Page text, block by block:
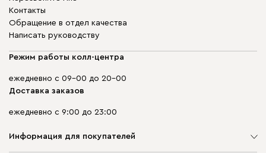
Контакты
Обращение в отдел качества
Написать руководству
Режим работы колл-центра
ежедневно с 09-00 до 20-00
Доставка заказов
ежедневно с 9:00 до 23:00
Информация для покупателей